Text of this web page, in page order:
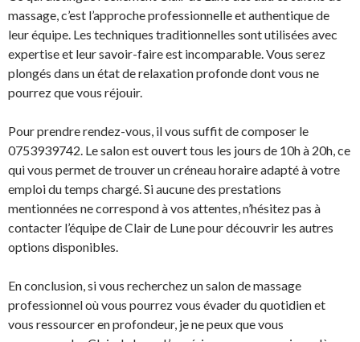
massage, c’est l’approche professionnelle et authentique de
leur équipe. Les techniques traditionnelles sont utilisées avec
expertise et leur savoir-faire est incomparable. Vous serez
plongés dans un état de relaxation profonde dont vous ne
pourrez que vous réjouir.
Pour prendre rendez-vous, il vous suffit de composer le
0753939742. Le salon est ouvert tous les jours de 10h à 20h, ce
qui vous permet de trouver un créneau horaire adapté à votre
emploi du temps chargé. Si aucune des prestations
mentionnées ne correspond à vos attentes, n’hésitez pas à
contacter l’équipe de Clair de Lune pour découvrir les autres
options disponibles.
En conclusion, si vous recherchez un salon de massage
professionnel où vous pourrez vous évader du quotidien et
vous ressourcer en profondeur, je ne peux que vous